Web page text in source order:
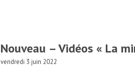
Nouveau – Vidéos « La
vendredi 3 juin 2022